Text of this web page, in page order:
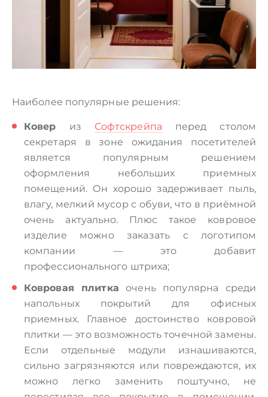
Наиболее популярные решения:
Ковер из Софтскрейпа перед столом
секретаря в зоне ожидания посетителей
является популярным решением
оформления небольших приемных
помещений. Он хорошо задерживает пыль,
влагу, мелкий мусор с обуви, что в приёмной
очень актуально. Плюс такое ковровое
изделие можно заказать с логотипом
компании — это добавит
профессионального штриха;
Ковровая плитка очень популярна среди
напольных покрытий для офисных
приемных. Главное достоинство ковровой
плитки — это возможность точечной замены.
Если отдельные модули изнашиваются,
сильно загрязняются или повреждаются, их
можно легко заменить поштучно, не